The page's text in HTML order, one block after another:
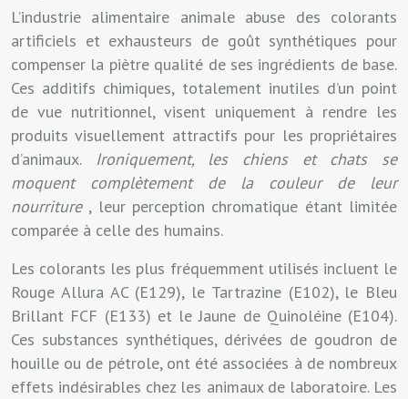
L’industrie alimentaire animale abuse des colorants
artificiels et exhausteurs de goût synthétiques pour
compenser la piètre qualité de ses ingrédients de base.
Ces additifs chimiques, totalement inutiles d’un point
de vue nutritionnel, visent uniquement à rendre les
produits visuellement attractifs pour les propriétaires
d’animaux.
Ironiquement, les chiens et chats se
moquent complètement de la couleur de leur
nourriture , leur perception chromatique étant limitée
comparée à celle des humains.
Les colorants les plus fréquemment utilisés incluent le
Rouge Allura AC (E129), le Tartrazine (E102), le Bleu
Brillant FCF (E133) et le Jaune de Quinoléine (E104).
Ces substances synthétiques, dérivées de goudron de
houille ou de pétrole, ont été associées à de nombreux
effets indésirables chez les animaux de laboratoire. Les